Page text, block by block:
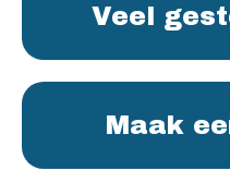
Veel
Maak